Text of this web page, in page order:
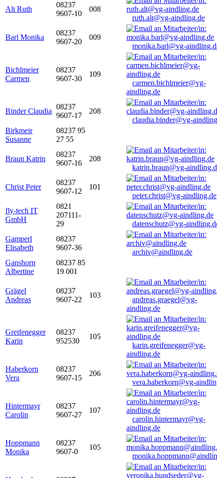
Alt Ruth
08237
9607-10
008
ruth.alt@vg-aindling.de
Barl Monika
08237
9607-20
009
monika.barl@vg-
Bichlmeier
Carmen
08237
9607-30
109
carmen.bichlmeier@vg-
aindling.de
Binder Claudia
08237
9607-17
208
claudia.binder@vg-
Birkmeir
Susanne
08237 95
27 55
Braun Katrin
08237
9607-16
208
katrin.braun@vg-
Christ Peter
08237
9607-12
101
peter.christ@vg-aindling.de
fly-tech IT
GmbH
0821
207111-
29
datenschutz@vg-
Gamperl
Elisabeth
08237
9607-36
archiv@aindling.de
Ganshorn
Albertine
08237 85
19 001
Grägel
Andreas
08237
9607-22
103
andreas.graegel@vg-
aindling.de
Greifenegger
Karin
08237
952530
105
karin.greifenegger@vg-
aindling.de
Haberkorn
Vera
08237
9607-15
206
vera.haberkorn@vg-
Hintermayr
Carolin
08237
9607-27
107
carolin.hintermayr@vg-
aindling.de
Hoppmann
Monika
08237
9607-0
105